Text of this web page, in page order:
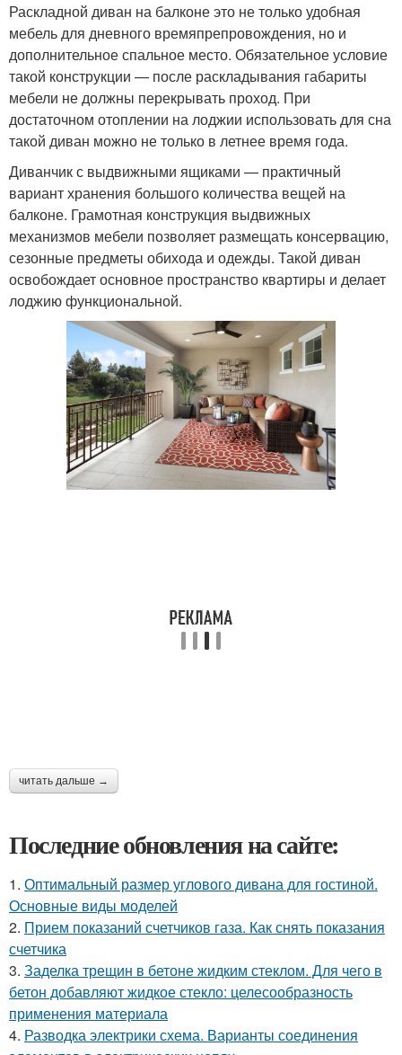
Раскладной диван на балконе это не только удобная
мебель для дневного времяпрепровождения, но и
дополнительное спальное место. Обязательное условие
такой конструкции — после раскладывания габариты
мебели не должны перекрывать проход. При
достаточном отоплении на лоджии использовать для сна
такой диван можно не только в летнее время года.
Диванчик с выдвижными ящиками — практичный
вариант хранения большого количества вещей на
балконе. Грамотная конструкция выдвижных
механизмов мебели позволяет размещать консервацию,
сезонные предметы обихода и одежды. Такой диван
освобождает основное пространство квартиры и делает
лоджию функциональной.
читать дальше →
Последние обновления на сайте:
1. Оптимальный размер углового дивана для гостиной.
Основные виды моделей
2. Прием показаний счетчиков газа. Как снять показания
счетчика
3. Заделка трещин в бетоне жидким стеклом. Для чего в
бетон добавляют жидкое стекло: целесообразность
применения материала
4. Разводка электрики схема. Варианты соединения